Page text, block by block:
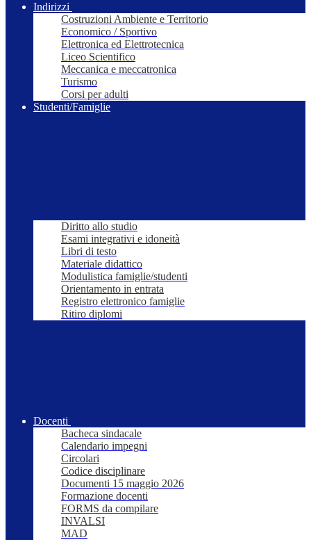
Indirizzi
Costruzioni Ambiente e Territorio
Economico / Sportivo
Elettronica ed Elettrotecnica
Liceo Scientifico
Meccanica e meccatronica
Turismo
Corsi per adulti
Studenti/Famiglie
Diritto allo studio
Esami integrativi e idoneità
Libri di testo
Materiale didattico
Modulistica famiglie/studenti
Orientamento in entrata
Registro elettronico famiglie
Ritiro diplomi
Docenti
Bacheca sindacale
Calendario impegni
Circolari
Codice disciplinare
Documenti 15 maggio 2026
Formazione docenti
FORMS da compilare
INVALSI
MAD